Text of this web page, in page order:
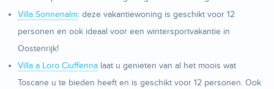
Villa Sonnenalm: deze vakantiewoning is geschikt voor 12
personen en ook ideaal voor een wintersportvakantie in
Oostenrijk!
Villa a Loro Ciuffenna laat u genieten van al het moois wat
Toscane u te bieden heeft en is geschikt voor 12 personen. Ook